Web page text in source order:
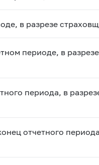
в разрезе
периоде, в разрезе
периода, в
отчетного